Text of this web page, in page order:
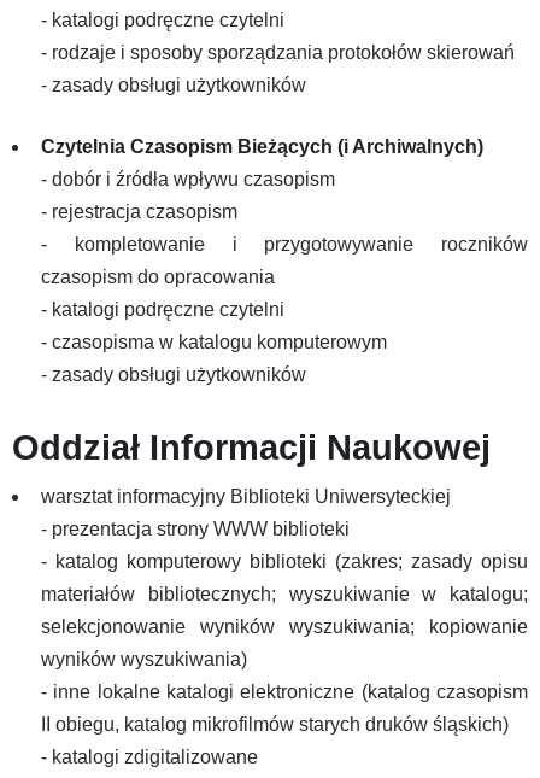
- katalogi podręczne czytelni
- rodzaje i sposoby sporządzania protokołów skierowań
- zasady obsługi użytkowników
Czytelnia Czasopism Bieżących (i Archiwalnych)
- dobór i źródła wpływu czasopism
- rejestracja czasopism
- kompletowanie i przygotowywanie roczników
czasopism do opracowania
- katalogi podręczne czytelni
- czasopisma w katalogu komputerowym
- zasady obsługi użytkowników
Oddział Informacji Naukowej
warsztat informacyjny Biblioteki Uniwersyteckiej
- prezentacja strony WWW biblioteki
- katalog komputerowy biblioteki (zakres; zasady opisu
materiałów bibliotecznych; wyszukiwanie w katalogu;
selekcjonowanie wyników wyszukiwania; kopiowanie
wyników wyszukiwania)
- inne lokalne katalogi elektroniczne (katalog czasopism
II obiegu, katalog mikrofilmów starych druków śląskich)
- katalogi zdigitalizowane